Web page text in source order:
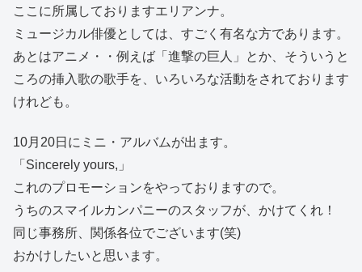
ここに所属しておりますエリアンナ。
ミュージカル俳優としては、すごく有名な方であります。
あとはアニメ・・例えば「進撃の巨人」とか、そういうと
ころの挿入歌の歌手を、いろいろな活動をされております
けれども。
10月20日にミニ・アルバムが出ます。
「Sincerely yours,」
これのプロモーションをやっておりますので。
うちのスマイルカンパニーのスタッフが、かけてくれ！
同じ事務所、関係各位でございます(笑)
おかけしたいと思います。